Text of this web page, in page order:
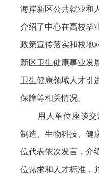
海岸新区公共就业和
介绍了中心在高校毕
政策宣传落实和校地
新区卫生健康事业发
卫生健康领域人才引
保障等相关情况。
用人单位座谈
制造、生物科技、健
位代表依次发言，介
位需求和人才标准，